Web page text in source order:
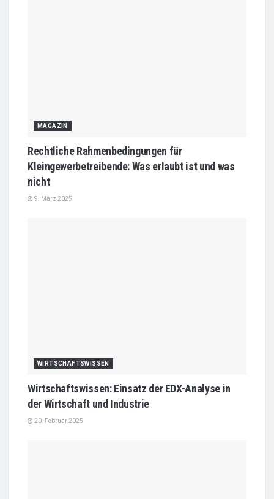
MAGAZIN
Rechtliche Rahmenbedingungen für
Kleingewerbetreibende: Was erlaubt ist und was
nicht
9. März 2025
WIRTSCHAFTSWISSEN
Wirtschaftswissen: Einsatz der EDX-Analyse in
der Wirtschaft und Industrie
20. Februar 2025